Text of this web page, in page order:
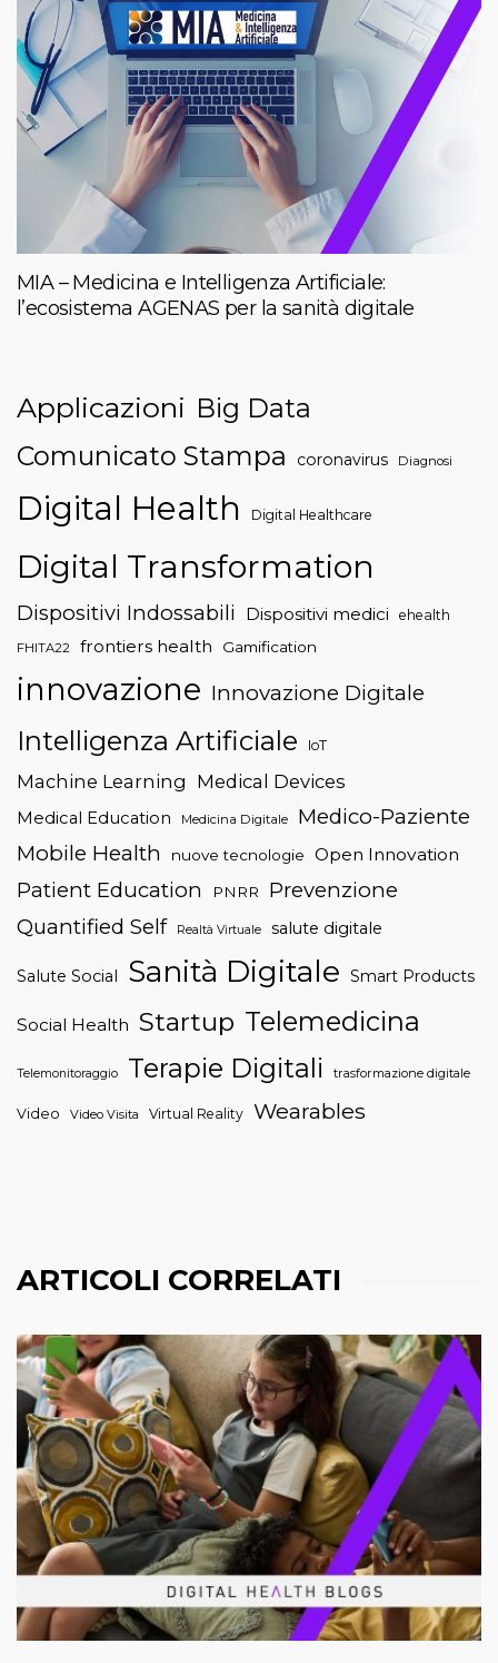
MIA – Medicina e Intelligenza Artificiale:
l’ecosistema AGENAS per la sanità digitale
Applicazioni Big Data
Comunicato Stampa
coronavirus Diagnosi
Digital Health Digital Healthcare
Digital Transformation
Dispositivi Indossabili Dispositivi medici ehealth
FHITA22 frontiers health Gamification
innovazione Innovazione Digitale
Intelligenza Artificiale IoT
Machine Learning Medical Devices
Medical Education Medicina Digitale
Medico-Paziente
Mobile Health
nuove tecnologie Open Innovation
Patient Education PNRR
Prevenzione
Quantified Self
Realtà Virtuale salute digitale
Salute Social Sanità Digitale Smart Products
Social Health Startup Telemedicina
Telemonitoraggio Terapie Digitali trasformazione digitale
Video Video Visita Virtual Reality Wearables
ARTICOLI CORRELATI